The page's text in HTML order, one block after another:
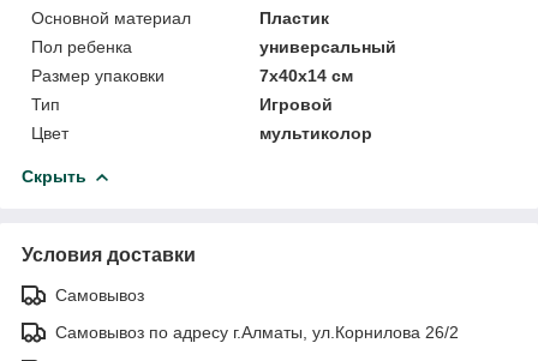
Основной материал
Пластик
Пол ребенка
универсальный
Размер упаковки
7х40х14 см
Тип
Игровой
Цвет
мультиколор
Скрыть
Условия доставки
Самовывоз
Самовывоз по адресу г.Алматы, ул.Корнилова 26/2